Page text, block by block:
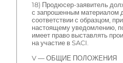
18) Продюсер-заявитель
с запрошенным материалом
соответствии с образцом,
настоящему уведомлению,
имеет право выставлять
на участие в SACI.
V — ОБЩИЕ ПОЛОЖЕНИЯ